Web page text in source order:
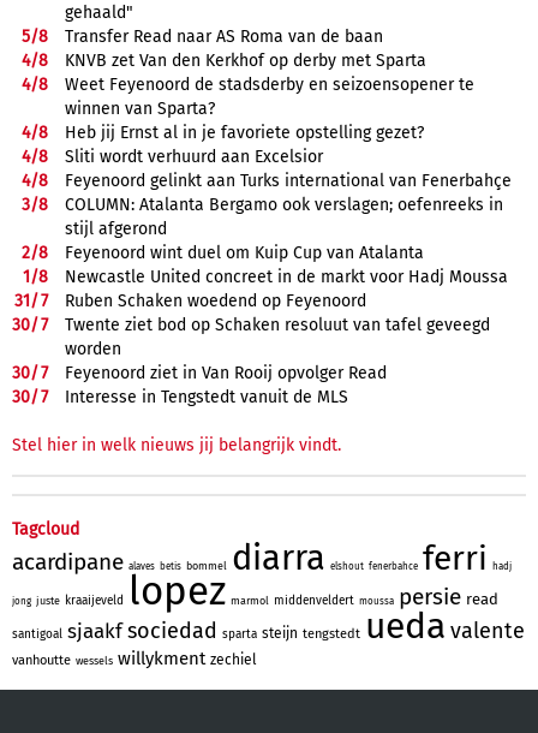
gehaald"
5/8
Transfer Read naar AS Roma van de baan
4/8
KNVB zet Van den Kerkhof op derby met Sparta
4/8
Weet Feyenoord de stadsderby en seizoensopener te
winnen van Sparta?
4/8
Heb jij Ernst al in je favoriete opstelling gezet?
4/8
Sliti wordt verhuurd aan Excelsior
4/8
Feyenoord gelinkt aan Turks international van Fenerbahçe
3/8
COLUMN: Atalanta Bergamo ook verslagen; oefenreeks in
stijl afgerond
2/8
Feyenoord wint duel om Kuip Cup van Atalanta
1/8
Newcastle United concreet in de markt voor Hadj Moussa
31/7
Ruben Schaken woedend op Feyenoord
30/7
Twente ziet bod op Schaken resoluut van tafel geveegd
worden
30/7
Feyenoord ziet in Van Rooij opvolger Read
30/7 Interesse in Tengstedt vanuit de MLS
Stel hier in welk nieuws jij belangrijk vindt.
Tagcloud
acardipane alaves betis bommel diarra elshout fenerbahce ferri hadj
jong juste kraaijeveld lopez marmol middenveldert moussa persie read
santigoal sjaakfsociedad sparta steijn tengstedt ueda valente
vanhoutte wessels willykment zechiel